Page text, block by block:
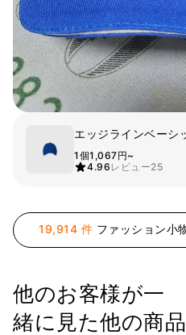
エッジラインベーシ
1個1,067円~
4.96 レビュー25
19,914 件 ファッション小
他のお客様が一
緒に見た他の商品
キッズ
ペット
フレーム
会員登録
1：1お問い合わせ
カスタマーセンタ
日本語
カラー
半袖
長袖
素材